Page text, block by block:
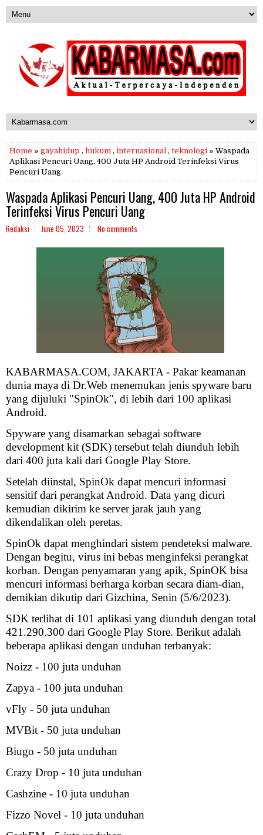
Home » gayahidup , hukum , internasional , teknologi » Waspada
Aplikasi Pencuri Uang, 400 Juta HP Android Terinfeksi Virus
Pencuri Uang
Waspada Aplikasi Pencuri Uang, 400 Juta HP Android
Terinfeksi Virus Pencuri Uang
Redaksi June 05, 2023 No comments
KABARMASA.COM, JAKARTA - Pakar keamanan
dunia maya di Dr.Web menemukan jenis spyware baru
yang dijuluki "SpinOk", di lebih dari 100 aplikasi
Android.
Spyware yang disamarkan sebagai software
development kit (SDK) tersebut telah diunduh lebih
dari 400 juta kali dari Google Play Store.
Setelah diinstal, SpinOk dapat mencuri informasi
sensitif dari perangkat Android. Data yang dicuri
kemudian dikirim ke server jarak jauh yang
dikendalikan oleh peretas.
SpinOk dapat menghindari sistem pendeteksi malware.
Dengan begitu, virus ini bebas menginfeksi perangkat
korban. Dengan penyamaran yang apik, SpinOK bisa
mencuri informasi berharga korban secara diam-dian,
demikian dikutip dari Gizchina, Senin (5/6/2023).
SDK terlihat di 101 aplikasi yang diunduh dengan total
421.290.300 dari Google Play Store. Berikut adalah
beberapa aplikasi dengan unduhan terbanyak:
Noizz - 100 juta unduhan
Zapya - 100 juta unduhan
vFly - 50 juta unduhan
MVBit - 50 juta unduhan
Biugo - 50 juta unduhan
Crazy Drop - 10 juta unduhan
Cashzine - 10 juta unduhan
Fizzo Novel - 10 juta unduhan